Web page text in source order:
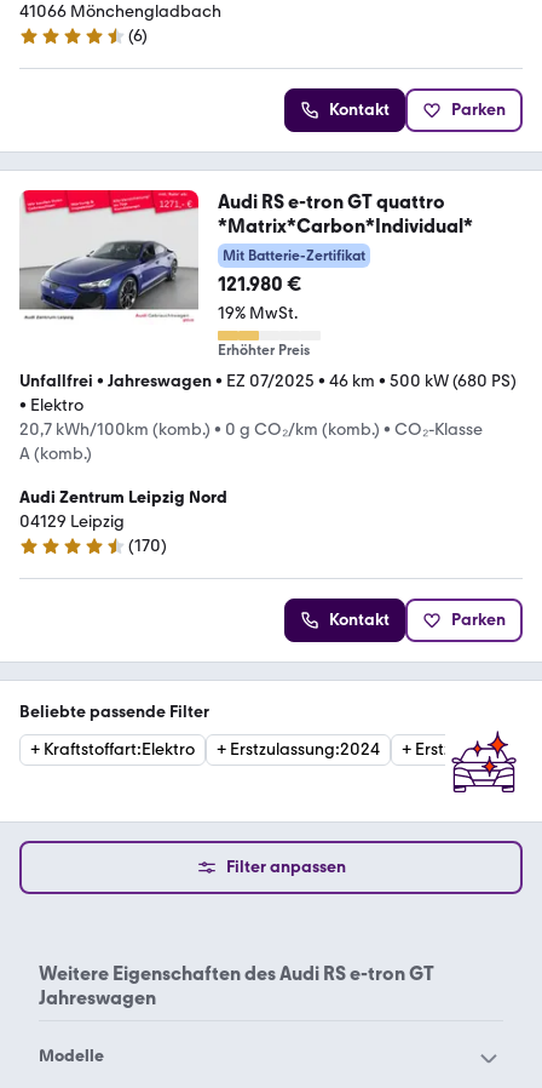
41066 Mönchengladbach
4.5 Sterne
(6)
Kontakt Parken
Audi RS e-tron GT quattro
*Matrix*Carbon*Individual*
Mit Batterie-Zertifikat
121.980 €
19% MwSt.
Erhöhter Preis
Unfallfrei • Jahreswagen• EZ 07/2025 • 46 km • 500 kW (680 PS)
• Elektro
20,7 kWh/100km (komb.) • 0 g CO₂/km (komb.) • CO₂-Klasse
A (komb.)
Audi Zentrum Leipzig Nord
04129 Leipzig
4.3 Sterne
(170)
Kontakt Parken
Beliebte passende Filter
+ Kraftstoffart:Elektro + Erstzulassung:2024 + Erstzulassung
Filter anpassen
Weitere Eigenschaften desAudi RS e-tron GT
Jahreswagen
Modelle